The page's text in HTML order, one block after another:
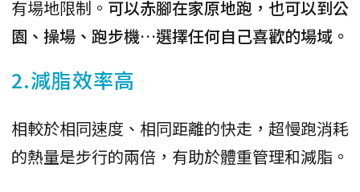
有場地限制。 可以赤腳在家原地跑，也可以到公
園、操場、跑步機…選擇任何自己喜歡的場域。
2.減脂效率高
相較於相同速度、相同距離的快走，超慢跑消耗
的熱量是步行的兩倍，有助於體重管理和減脂。